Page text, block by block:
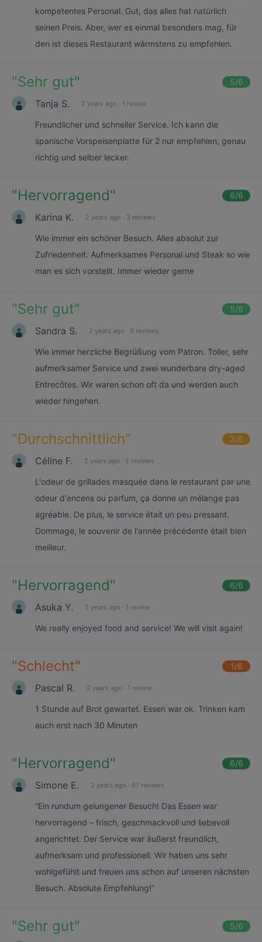
kompetentes Personal. Gut, das alles hat natürlich
seinen Preis. Aber, wer es einmal besonders mag, für
den ist dieses Restaurant wärmstens zu empfehlen.
"Sehr gut" 5/6
Tanja S. 2 years ago · 1 review
Freundlicher und schneller Service. Ich kann die
spanische Vorspeisenplatte für 2 nur empfehlen, genau
richtig und selber lecker.
"Hervorragend" 6/6
Karina K. 2 years ago · 3 reviews
Wie immer ein schöner Besuch. Alles absolut zur
Zufriedenheit. Aufmerksames Personal und Steak so wie
man es sich vorstellt. Immer wieder gerne
"Sehr gut" 5/6
Sandra S. 2 years ago · 9 reviews
Wie immer herzliche Begrüßung vom Patron. Toller, sehr
aufmerksamer Service und zwei wunderbare dry-aged
Entrecôtes. Wir waren schon oft da und werden auch
wieder hingehen.
"Durchschnittlich" 3/6
Céline F. 2 years ago · 2 reviews
L'odeur de grillades masquée dans le restaurant par une
odeur d'encens ou parfum, ça donne un mélange pas
agréable. De plus, le service était un peu pressant.
Dommage, le souvenir de l'année précédente était bien
meilleur.
"Hervorragend" 6/6
Asuka Y. 2 years ago · 1 review
We really enjoyed food and service! We will visit again!
"Schlecht" 1/6
Pascal R. 2 years ago · 1 review
1 Stunde auf Brot gewartet. Essen war ok. Trinken kam
auch erst nach 30 Minuten
"Hervorragend" 6/6
Simone E. 2 years ago · 87 reviews
“Ein rundum gelungener Besuch! Das Essen war
hervorragend – frisch, geschmackvoll und liebevoll
angerichtet. Der Service war äußerst freundlich,
aufmerksam und professionell. Wir haben uns sehr
wohlgefühlt und freuen uns schon auf unseren nächsten
Besuch. Absolute Empfehlung!”
"Sehr gut" 5/6